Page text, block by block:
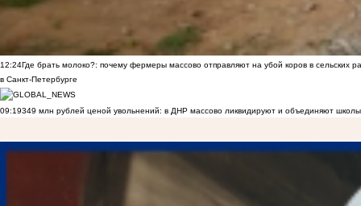
12:24Где брать молоко?: почему фермеры массово отправляют на убой коров в сельских
в Санкт-Петербурге
09:19349 млн рублей ценой увольнений: в ДНР массово ликвидируют и объединяют